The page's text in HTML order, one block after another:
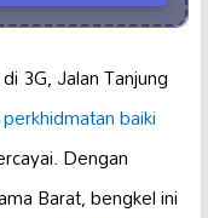
3G, Jalan Tanjung
perkhidmatan baiki
Dengan
Barat, bengkel ini